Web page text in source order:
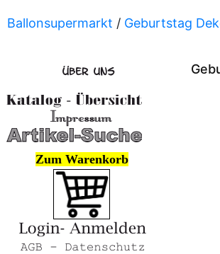
Ballonsupermarkt / Geburtstag
Zum Warenkorb